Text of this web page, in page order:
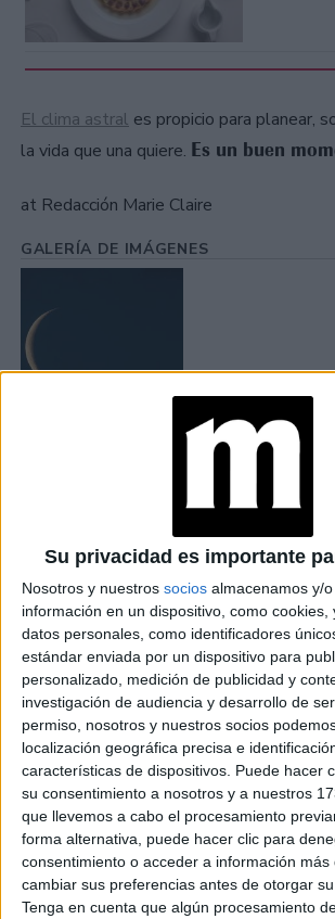
Su privacidad es importante
Nosotros y nuestros socios almacenamos y/
información en un dispositivo, como cookies,
datos personales, como identificadores
estándar enviada por un dispositivo para
personalizado, medición de publicidad y
investigación de audiencia y desarrollo de
permiso, nosotros y nuestros socios
localización geográfica precisa e
características de dispositivos. Puede hacer
su consentimiento a nosotros y a nuestros
que llevemos a cabo el procesamiento
forma alternativa, puede hacer clic para
consentimiento o acceder a información más
cambiar sus preferencias antes de otorgar
Tenga en cuenta que algún procesamiento
El clima astral es propicio para planear,
la vida que una quiere. Es un buen
at Redacción Marie Claire
GALERÍA DE IMÁGENES
Sorteos
Descuentos en publicaciones
Participación en los eventos
Editorial Perfil.
Suscribite ahora
COMPARTÍ ESTA NOTA
EN ESTA NOTA
PERSONALIDAES: LUNA DE HOY ACUARIO